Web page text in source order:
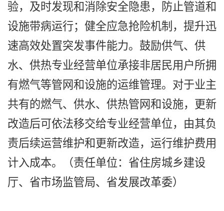
验，及时发现和消除安全隐患，防止管道和
设施带病运行；健全应急抢险机制，提升迅
速高效处置突发事件能力。鼓励供气、供
水、供热专业经营单位承接非居民用户所拥
有燃气等管网和设施的运维管理。对于业主
共有的燃气、供水、供热管网和设施，更新
改造后可依法移交给专业经营单位，由其负
责后续运营维护和更新改造，运行维护费用
计入成本。（责任单位：省住房城乡建设
厅、省市场监管局、省发展改革委）